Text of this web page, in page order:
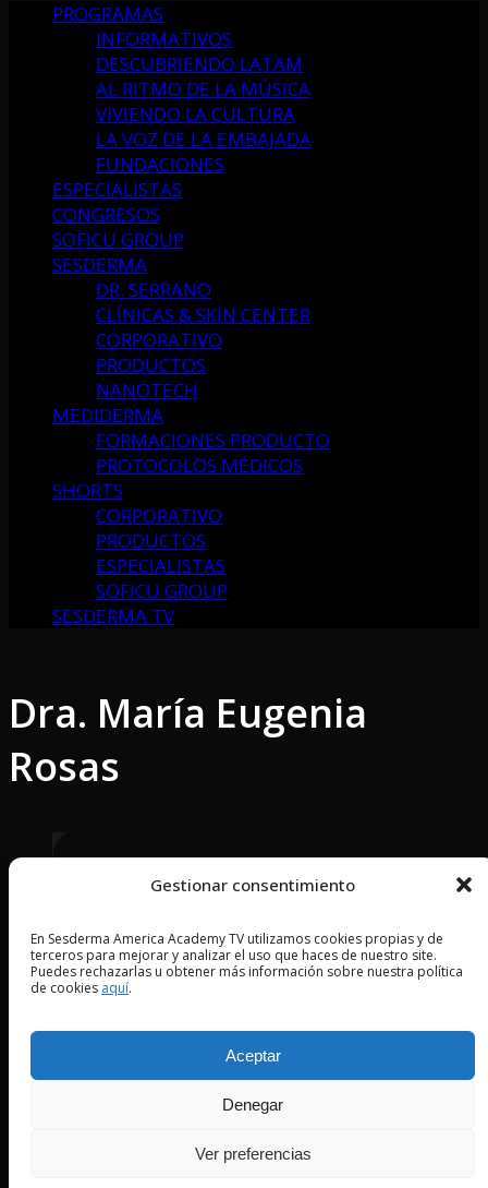
Gestionar consentimiento
En Sesderma America Academy TV utilizamos cookies propias y de
terceros para mejorar y analizar el uso que haces de nuestro site.
Puedes rechazarlas u obtener más información sobre nuestra política
de cookies aquí.
Aceptar
Denegar
Ver preferencias
PROGRAMAS
INFORMATIVOS
DESCUBRIENDO LATAM
AL RITMO DE LA MÚSICA
VIVIENDO LA CULTURA
LA VOZ DE LA EMBAJADA
FUNDACIONES
ESPECIALISTAS
CONGRESOS
SOFICU GROUP
SESDERMA
DR. SERRANO
CLÍNICAS & SKIN CENTER
CORPORATIVO
PRODUCTOS
NANOTECH
MEDIDERMA
FORMACIONES PRODUCTO
PROTOCOLOS MÉDICOS
SHORTS
CORPORATIVO
PRODUCTOS
ESPECIALISTAS
SOFICU GROUP
SESDERMA TV
Dra. María Eugenia
Rosas
2024 © Copyright Sesderma SL
CONTACTO
POLÍTICA DE PRIVACIDAD
POLÍTICA DE PRIVACIDAD